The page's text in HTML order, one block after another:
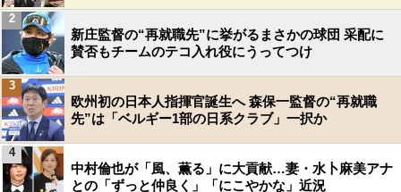
新庄監督の“再就職先”に挙がるまさかの球団 采配に
賛否もチームのテコ入れ役にうってつけ
2
欧州初の日本人指揮官誕生へ 森保一監督の“再就職
先”は「ベルギー1部の日系クラブ」一択か
3
中村倫也が「風、薫る」に大貢献…妻・水卜麻美アナ
との「ずっと仲良く」「にこやかな」近況
4